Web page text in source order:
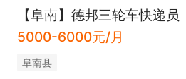
5000-6000元/月
阜南县